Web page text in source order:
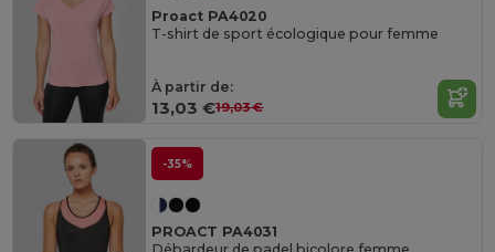
Proact PA4020
T-shirt de sport écologique pour femme
À partir de:
13,03 €19,03 €
-35%
PROACT PA4031